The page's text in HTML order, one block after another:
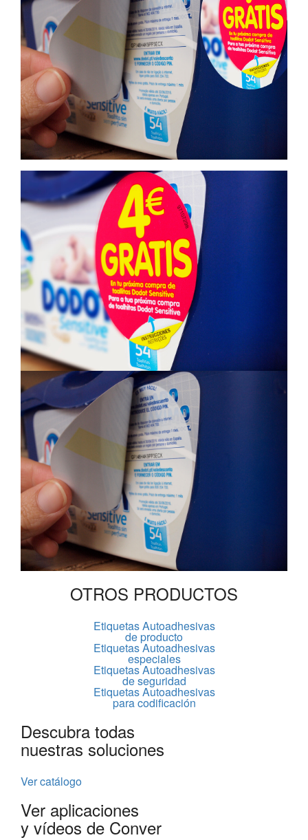
OTROS PRODUCTOS
Etiquetas Autoadhesivas
de producto
Etiquetas Autoadhesivas
especiales
Etiquetas Autoadhesivas
de seguridad
Etiquetas Autoadhesivas
para codificación
Descubra todas
nuestras soluciones
Ver catálogo
Ver aplicaciones
y vídeos de Conver